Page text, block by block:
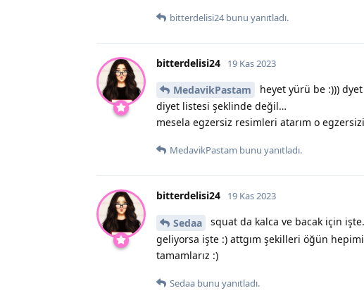
bitterdelisi24bunu yanıtladı.
bitterdelisi24 19 Kas 2023
MedavikPastam
heyet yürü be :)))
diyet listesi şeklinde değil…
mesela egzersiz resimleri atarım o
MedavikPastam bunu yanıtladı.
bitterdelisi24 19 Kas 2023
Sedaa
squat da kalca ve bacak için
geliyorsa işte :) attgım şekilleri öğün
tamamlarız :)
Sedaa bunu yanıtladı.